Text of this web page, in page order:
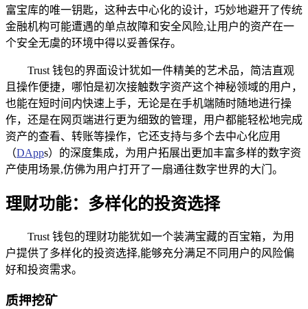
富宝库的唯一钥匙，这种去中心化的设计，巧妙地避开了传统
金融机构可能遭遇的单点故障和安全风险,让用户的资产在一
个安全无虞的环境中得以妥善保存。
Trust 钱包的界面设计犹如一件精美的艺术品，简洁直观
且操作便捷，哪怕是初次接触数字资产这个神秘领域的用户，
也能在短时间内快速上手，无论是在手机端随时随地进行操
作，还是在网页端进行更为细致的管理，用户都能轻松地完成
资产的查看、转账等操作，它还支持与多个去中心化应用
（DApps）的深度集成，为用户拓展出更加丰富多样的数字资
产使用场景,仿佛为用户打开了一扇通往数字世界的大门。
理财功能：多样化的投资选择
Trust 钱包的理财功能犹如一个装满宝藏的百宝箱，为用
户提供了多样化的投资选择,能够充分满足不同用户的风险偏
好和投资需求。
质押挖矿